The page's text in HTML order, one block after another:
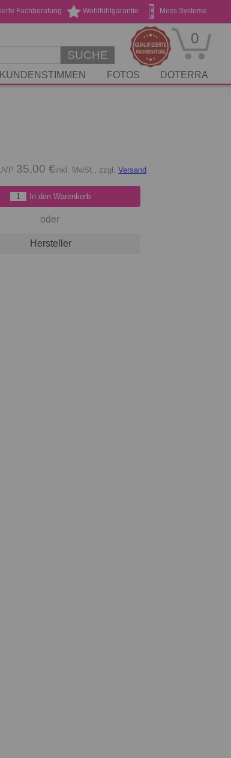
Mess Systeme
Wohlfühlgarantie
Fachberatung
Stickservice
Geschenk Gutscheine
SUCHE
0
KUNDENSTIMMEN FOTOS DOTERRA
35,00 €inkl. MwSt., zzgl. Versand
In den Warenkorb
oder
Hersteller